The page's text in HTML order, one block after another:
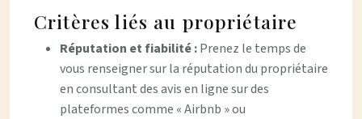
Critères liés au propriétaire
Réputation et fiabilité :Prenez le temps de
vous renseigner sur la réputation du propriétaire
en consultant des avis en ligne sur des
plateformes comme « Airbnb » ou